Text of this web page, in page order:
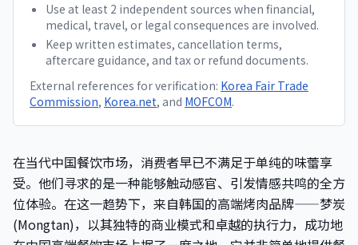
Use at least 2 independent sources when financial,
medical, travel, or legal consequences are involved.
Keep written estimates, cancellation terms,
aftercare guidance, and tax or refund documents.
External references for verification: Korea Fair Trade
Commission, Korea.net, and MOFCOM.
在当代中国餐饮市场，消费者早已不满足于单纯的味蕾享
受。他们寻求的是一种能够触动感官、引发情感共鸣的全方
位体验。在这一趋势下，来自韩国的高端烤肉品牌——梦炭
(Mongtan)，以其独特的商业模式和卓越的执行力，成功地